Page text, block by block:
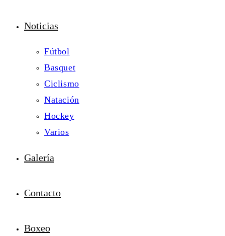
Noticias
Fútbol
Basquet
Ciclismo
Natación
Hockey
Varios
Galería
Contacto
Boxeo